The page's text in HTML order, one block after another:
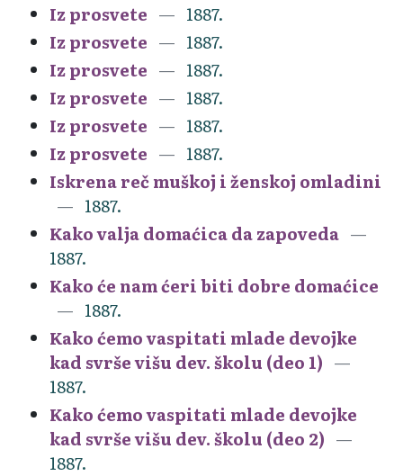
Iz prosvete
1887.
Iz prosvete
1887.
Iz prosvete
1887.
Iz prosvete
1887.
Iz prosvete
1887.
Iz prosvete
1887.
Iskrena reč muškoj i ženskoj omladini
1887.
Kako valja domaćica da zapoveda
1887.
Kako će nam ćeri biti dobre domaćice
1887.
Kako ćemo vaspitati mlade devojke
kad svrše višu dev. školu (deo 1)
1887.
Kako ćemo vaspitati mlade devojke
kad svrše višu dev. školu (deo 2)
1887.